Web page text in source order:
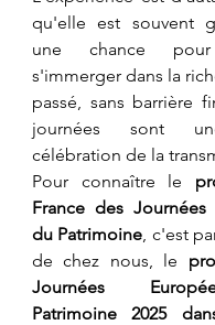
qu'elle est souvent
une chance
s'immerger dans la
passé, sans barrière
journées sont
célébration de la
Pour connaître le
France des Journées
du Patrimoine, c'est
de chez nous, le
Journées
Patrimoine 2025